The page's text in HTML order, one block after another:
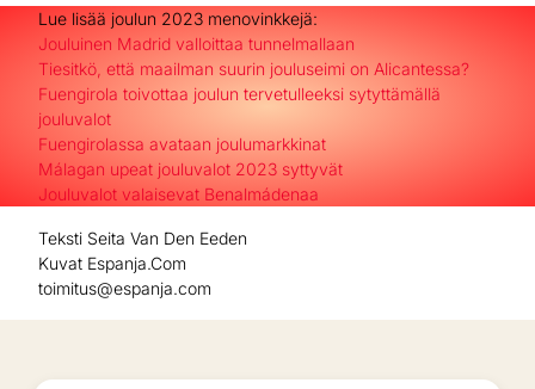
Lue lisää joulun 2023 menovinkkejä:
Jouluinen Madrid valloittaa tunnelmallaan
Tiesitkö, että maailman suurin jouluseimi on Alicantessa?
Fuengirola toivottaa joulun tervetulleeksi sytyttämällä
jouluvalot
Fuengirolassa avataan joulumarkkinat
Málagan upeat jouluvalot 2023 syttyvät
Jouluvalot valaisevat Benalmádenaa
Teksti Seita Van Den Eeden
Kuvat Espanja.Com
toimitus@espanja.com